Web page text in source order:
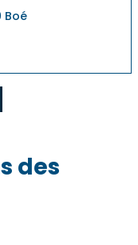
Boé
des